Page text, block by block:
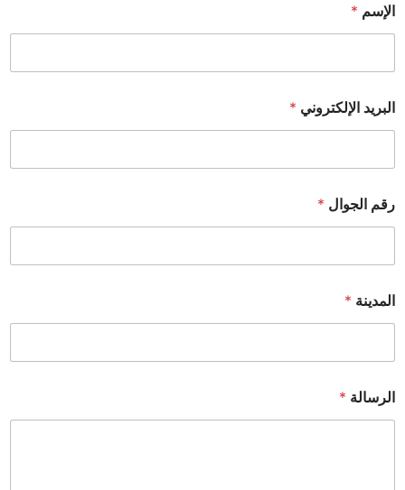
الإسم *
البريد الإلكتروني *
رقم الجوال *
المدينة *
الرسالة *